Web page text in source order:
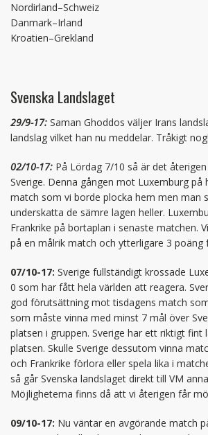
Nordirland–Schweiz
Danmark–Irland
Kroatien–Grekland
Svenska Landslaget
29/9-17: Saman Ghoddos väljer Irans
landslag vilket han nu meddelar. Tråkigt nog!
02/10-17: På Lördag 7/10 så är det
Sverige. Denna gången mot Luxemburg på
match som vi borde plocka hem men man
underskatta de sämre lagen heller.
Frankrike på bortaplan i senaste matchen.
på en målrik match och ytterligare 3 poäng
07/10-17: Sverige fullständigt krossade
0 som har fått hela världen att reagera.
god förutsättning mot tisdagens match
som måste vinna med minst 7 mål över
platsen i gruppen. Sverige har ett riktigt fint
platsen. Skulle Sverige dessutom vinna
och Frankrike förlora eller spela lika i
så går Svenska landslaget direkt till VM
Möjligheterna finns då att vi återigen får
09/10-17: Nu väntar en avgörande match